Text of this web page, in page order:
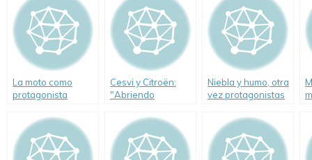
La moto como
protagonista
Cesvi y Citroën:
"Abriendo
Niebla y humo, otra
vez protagonistas
accidente